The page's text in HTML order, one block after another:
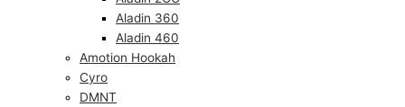
Aladin 360
Aladin 460
Amotion Hookah
Cyro
DMNT